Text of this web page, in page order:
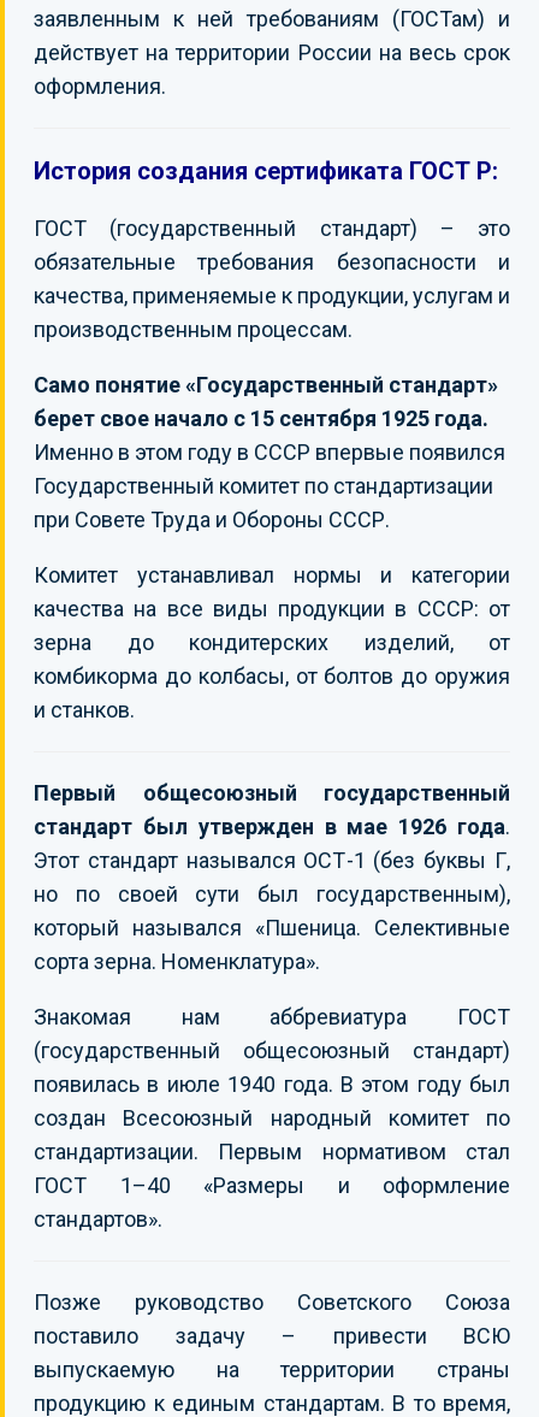
заявленным к ней требованиям (ГОСТам) и
действует на территории России на весь срок
оформления.
История создания сертификата ГОСТ Р:
ГОСТ (государственный стандарт) – это
обязательные требования безопасности и
качества, применяемые к продукции, услугам и
производственным процессам.
Само понятие «Государственный стандарт»
берет свое начало с 15 сентября 1925 года.
Именно в этом году в СССР впервые появился
Государственный комитет по стандартизации
при Совете Труда и Обороны СССР.
Комитет устанавливал нормы и категории
качества на все виды продукции в СССР: от
зерна до кондитерских изделий, от
комбикорма до колбасы, от болтов до оружия
и станков.
Первый общесоюзный государственный
стандарт был утвержден в мае 1926 года.
Этот стандарт назывался ОСТ-1 (без буквы Г,
но по своей сути был государственным),
который назывался «Пшеница. Селективные
сорта зерна. Номенклатура».
Знакомая нам аббревиатура ГОСТ
(государственный общесоюзный стандарт)
появилась в июле 1940 года. В этом году был
создан Всесоюзный народный комитет по
стандартизации. Первым нормативом стал
ГОСТ 1–40 «Размеры и оформление
стандартов».
Позже руководство Советского Союза
поставило задачу – привести ВСЮ
выпускаемую на территории страны
продукцию к единым стандартам. В то время,